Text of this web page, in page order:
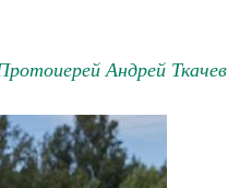
Андрей Ткачев